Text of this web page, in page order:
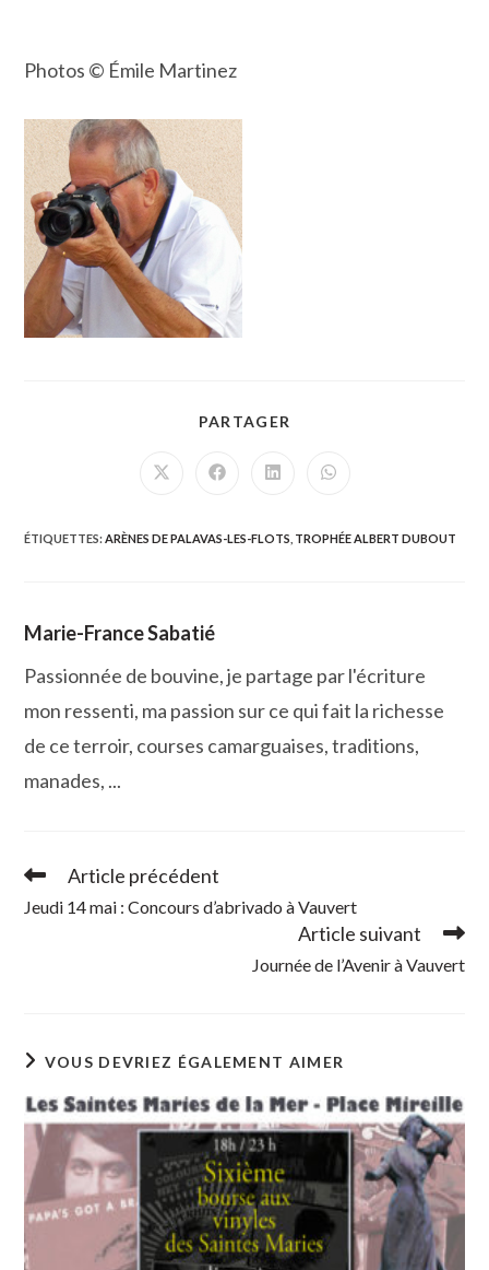
Photos © Émile Martinez
PARTAGER
Ouvrir
fenêtre
Ouvrir
fenêtre
Ouvrir
fenêtre
Ouvrir
fenêtre
ÉTIQUETTES:ARÈNES DE PALAVAS-LES-FLOTS TROPHÉE ALBERT DUBOUT
Marie-France Sabatié
Passionnée de bouvine, je partage par l'écriture
mon ressenti, ma passion sur ce qui fait la richesse
de ce terroir, courses camarguaises, traditions,
manades, ...
Read
articles
Article précédent
Jeudi 14 mai : Concours d’abrivado à Vauvert
Article suivant
Journée de l’Avenir à Vauvert
VOUS DEVRIEZ ÉGALEMENT AIMER